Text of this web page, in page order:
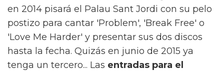
en 2014 pisará el Palau Sant Jordi con su pelo
postizo para cantar 'Problem', 'Break Free' o
'Love Me Harder' y presentar sus dos discos
hasta la fecha. Quizás en junio de 2015 ya
tenga un tercero... Las entradas para el